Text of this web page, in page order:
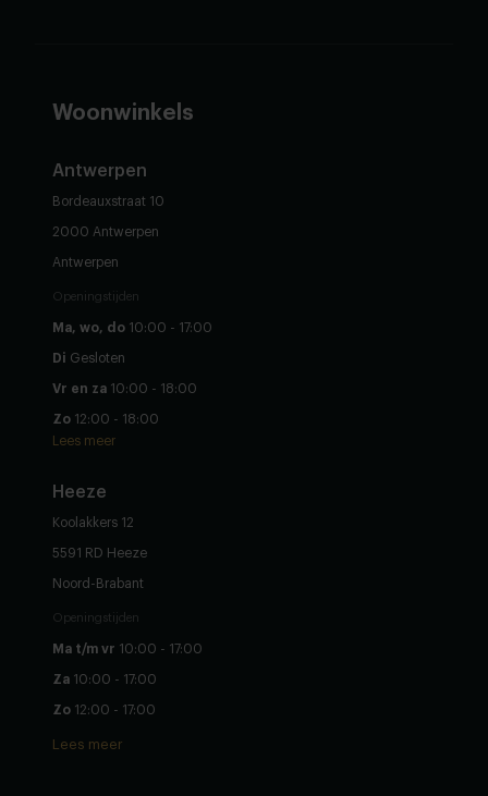
Woonwinkels
Antwerpen
Bordeauxstraat 10
2000 Antwerpen
Antwerpen
Openingstijden
Ma, wo, do 10:00 - 17:00
Di Gesloten
Vr en za 10:00 - 18:00
Zo 12:00 - 18:00
Lees meer
Heeze
Koolakkers 12
5591 RD Heeze
Noord-Brabant
Openingstijden
Ma t/m vr 10:00 - 17:00
Za 10:00 - 17:00
Zo 12:00 - 17:00
Lees meer